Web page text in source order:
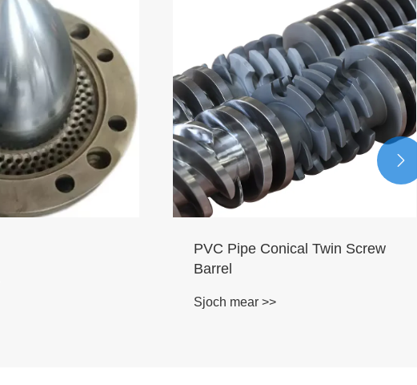
PVC Pipe Conical Twin Screw
Barrel
Sjoch mear >>
